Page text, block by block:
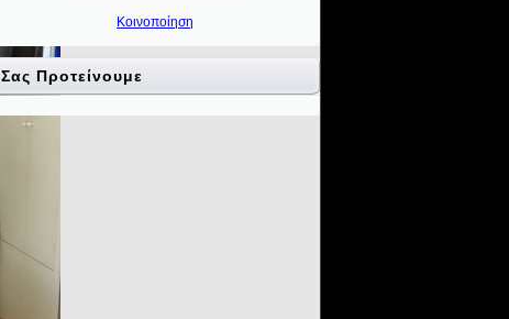
Κοινοποίηση
Σας Προτείνουμε